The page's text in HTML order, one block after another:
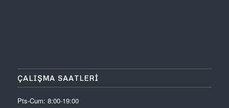
ÇALIŞMA SAATLERİ
Pts-Cum: 8:00-19:00